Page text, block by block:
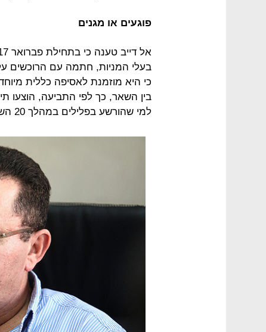
פוגעים או מגנים
בעלי המניות, חתמה עם הרוכשים
כי היא מוזמנת לאסיפה כללית
בין השאר, כך לפי התביעה, הוצעו
למי שהורשע בפלילים במהלך 20 השנים שקדמו למכירה.